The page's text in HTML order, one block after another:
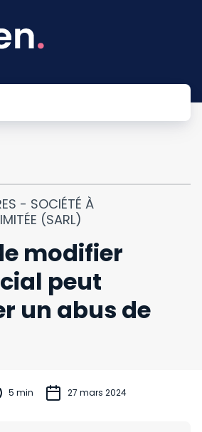
- SOCIÉTÉ À
(SARL)
modifier
peut
un abus de
5 min 27 mars 2024